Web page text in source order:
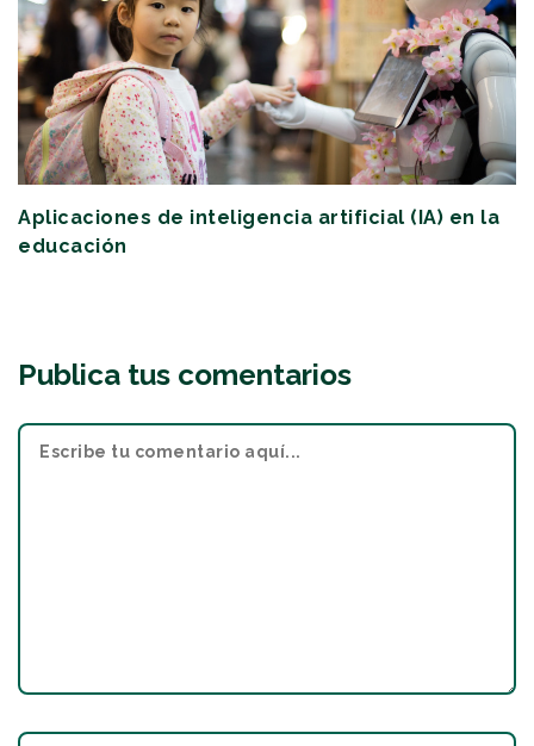
Aplicaciones de inteligencia artificial (IA) en la
educación
Publica tus comentarios